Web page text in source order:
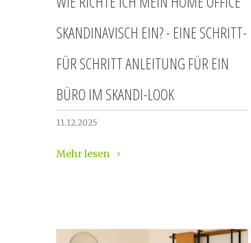
SKANDINAVISCH EIN? - EINE SCHRITT-
FÜR SCHRITT ANLEITUNG FÜR EIN
BÜRO IM SKANDI-LOOK
11.12.2025
Mehr lesen